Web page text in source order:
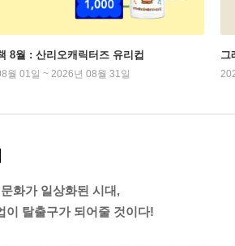
8월 : 산리오캐릭터즈 유리컵
월 01일 ~ 2026년 08월 31일
그
화가 일상화된 시대,
이 탈출구가 되어줄 것이다!